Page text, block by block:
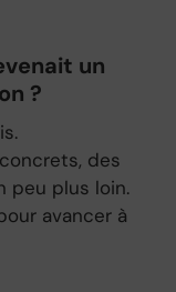
un
?
des
peu plus loin.
avancer à